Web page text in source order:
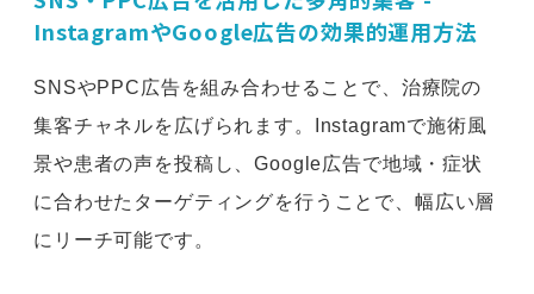
InstagramやGoogle広告の効果的運用方法
SNSやPPC広告を組み合わせることで、治療院の
集客チャネルを広げられます。Instagramで施術風
景や患者の声を投稿し、Google広告で地域・症状
に合わせたターゲティングを行うことで、幅広い層
にリーチ可能です。